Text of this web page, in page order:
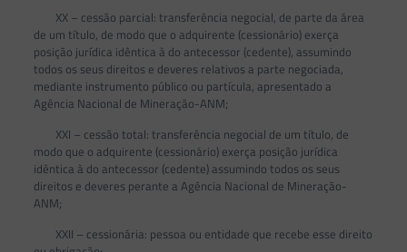
XX – cessão parcial: transferência negocial, de parte da área
de um título, de modo que o adquirente (cessionário) exerça
posição jurídica idêntica à do antecessor (cedente), assumindo
todos os seus direitos e deveres relativos a parte negociada,
mediante instrumento público ou partícula, apresentado a
Agência Nacional de Mineração-ANM;
XXI – cessão total: transferência negocial de um título, de
modo que o adquirente (cessionário) exerça posição jurídica
idêntica à do antecessor (cedente) assumindo todos os seus
direitos e deveres perante a Agência Nacional de Mineração-
ANM;
XXII – cessionária: pessoa ou entidade que recebe esse direito